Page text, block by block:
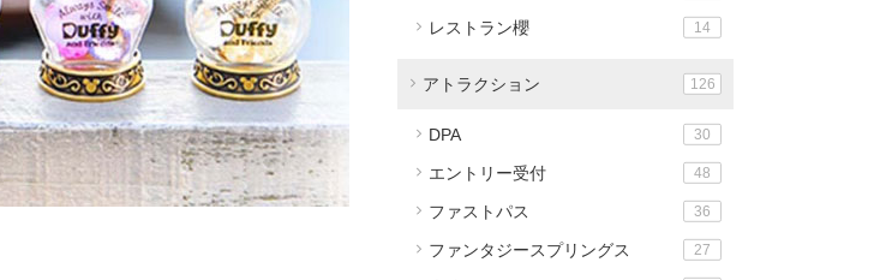
レストラン櫻 14
アトラクション 126
DPA 30
エントリー受付 48
ファストパス 36
ファンタジースプリングス 27